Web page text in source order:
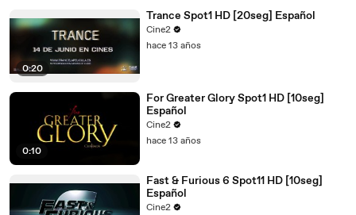
0:20
Trance Spot1 HD [20seg] Español
Cine2
hace 13 años
0:10
For Greater Glory Spot1 HD [10seg]
Español
Cine2
hace 13 años
Fast & Furious 6 Spot11 HD [10seg]
Español
Cine2